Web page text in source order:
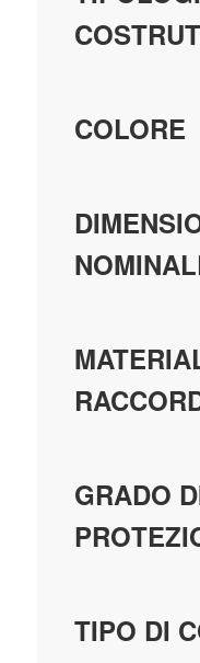
COLORE
GRADO
TIPO DI